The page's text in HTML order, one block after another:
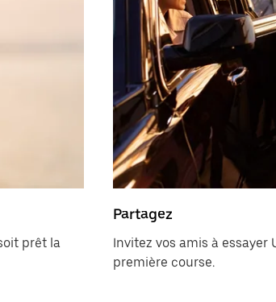
prêt la
Partagez
Invitez vos amis à
première course.